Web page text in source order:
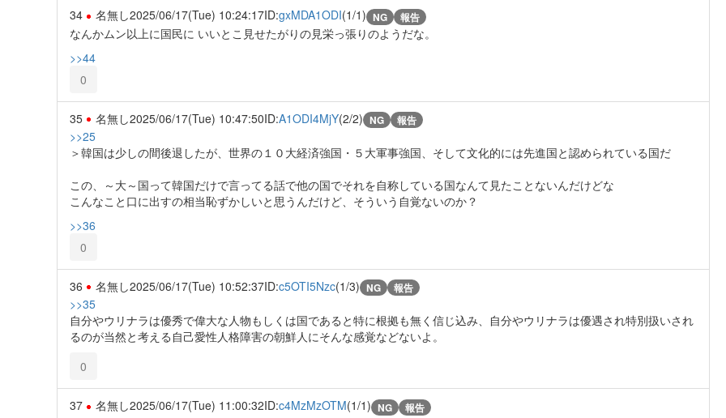
34 名無し2025/06/17(Tue) 10:24:17ID:gxMDA1ODI(1/1) NG 報告
なんかムン以上に国民に いいとこ見せたがりの見栄っ張りのようだな。
>>44
0
35 名無し2025/06/17(Tue) 10:47:50ID:A1ODI4MjY(2/2) NG 報告
>>25
＞韓国は少しの間後退したが、世界の１０大経済強国・５大軍事強国、そして文化的には先進国と認められている国だ
この、～大～国って韓国だけで言ってる話で他の国でそれを自称している国なんて見たことないんだけどな
こんなこと口に出すの相当恥ずかしいと思うんだけど、そういう自覚ないのか？
>>36
0
36 名無し2025/06/17(Tue) 10:52:37ID:c5OTI5Nzc(1/3) NG 報告
>>35
自分やウリナラは優秀で偉大な人物もしくは国であると特に根拠も無く信じ込み、自分やウリナラは優遇され特別扱いされ
るのが当然と考える自己愛性人格障害の朝鮮人にそんな感覚などないよ。
0
37 名無し2025/06/17(Tue) 11:00:32ID:c4MzMzOTM(1/1) NG 報告